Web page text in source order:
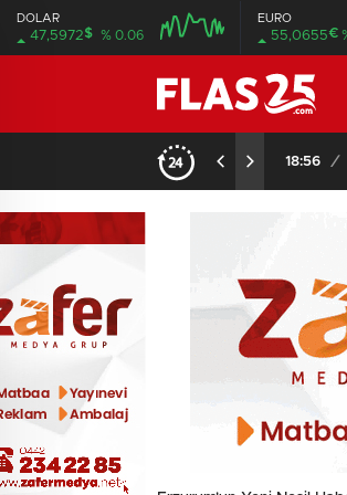
DOLAR
47,5972$ % 0.06
EURO
55,0655€
18:56 /